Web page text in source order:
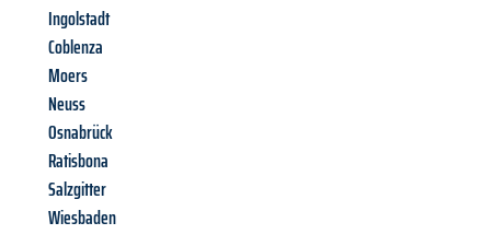
Ingolstadt
Coblenza
Moers
Neuss
Osnabrück
Ratisbona
Salzgitter
Wiesbaden